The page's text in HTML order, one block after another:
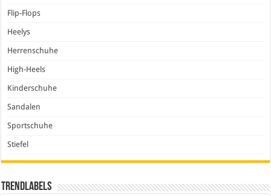
Flip-Flops
Heelys
Herrenschuhe
High-Heels
Kinderschuhe
Sandalen
Sportschuhe
Stiefel
Trendlabels